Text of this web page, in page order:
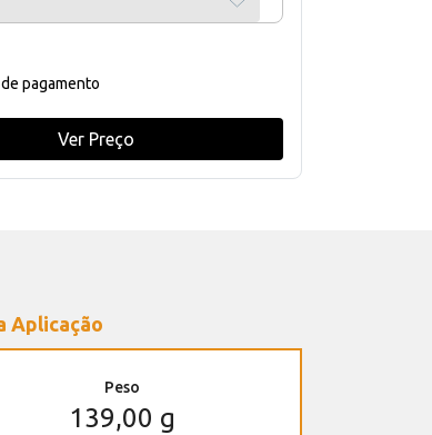
pagamento
Ver Preço
Aplicação
Peso
139,00 g